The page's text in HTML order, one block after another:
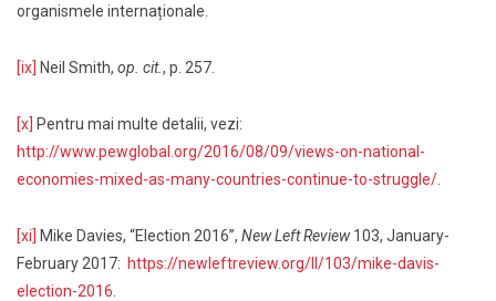
organismele internaționale.
[ix] Neil Smith, op. cit., p. 257.
[x] Pentru mai multe detalii, vezi:
http://www.pewglobal.org/2016/08/09/views-on-national-
economies-mixed-as-many-countries-continue-to-struggle/
[xi] Mike Davies, “Election 2016”, New Left Review103, January-
February 2017: https://newleftreview.org/II/103/mike-davis-
election-2016